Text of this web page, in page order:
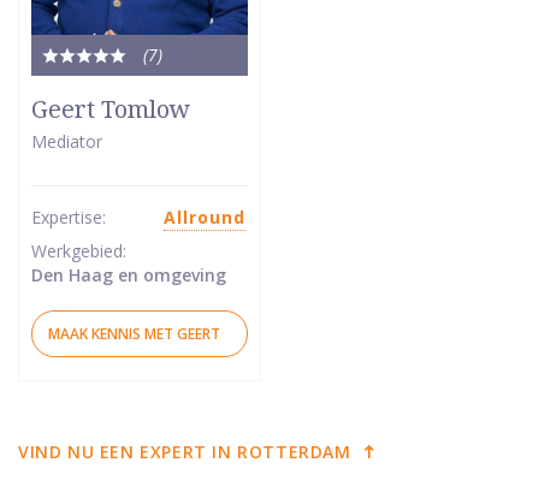
(7)
Totale
5
van
Geert Tomlow
Mediator
Expertise:
Allround
Werkgebied:
Den Haag en omgeving
MAAK KENNIS MET GEERT
VIND NU EEN EXPERT IN ROTTERDAM